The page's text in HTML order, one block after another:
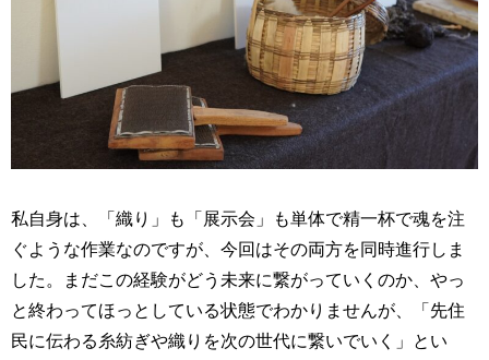
私自身は、「織り」も「展示会」も単体で精一杯で魂を注
ぐような作業なのですが、今回はその両方を同時進行しま
した。まだこの経験がどう未来に繋がっていくのか、やっ
と終わってほっとしている状態でわかりませんが、「先住
民に伝わる糸紡ぎや織りを次の世代に繋いでいく」とい